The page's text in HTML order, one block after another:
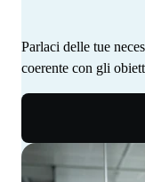
Parlaci delle tue
coerente con gli obiettivi della tua azienda.